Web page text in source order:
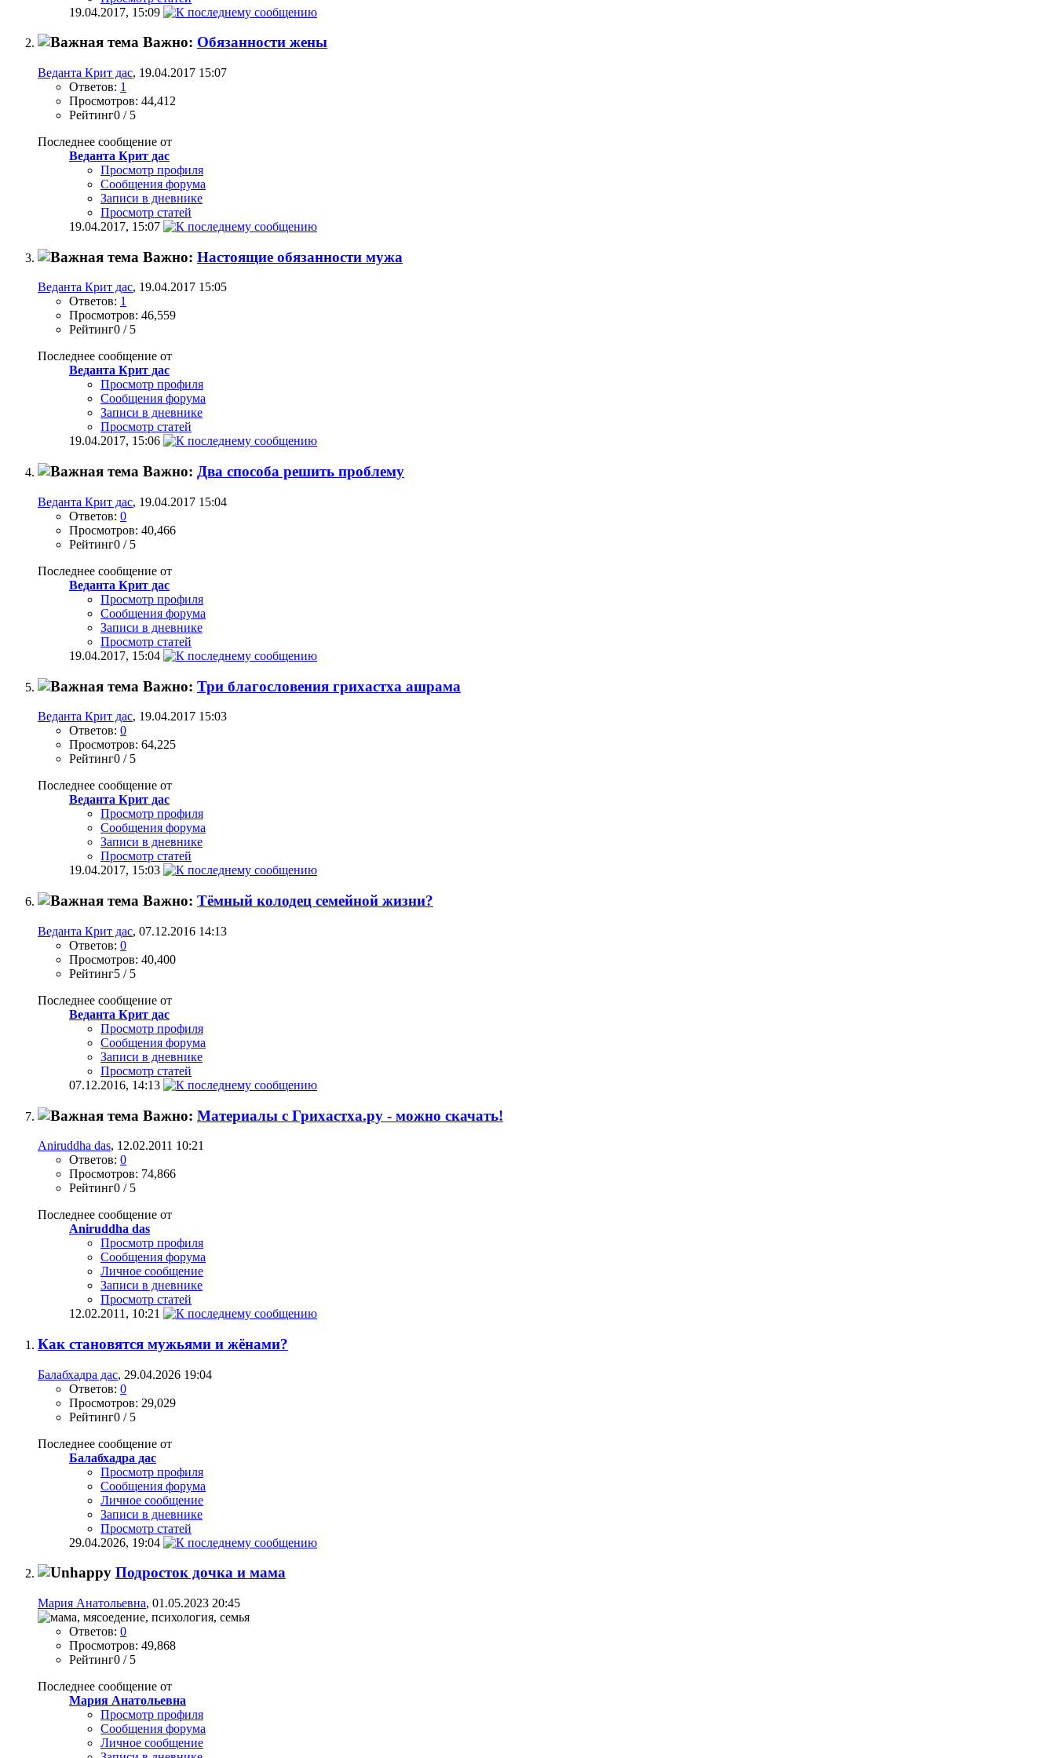
19.04.2017, 15:09
Важно: Обязанности жены
Веданта Крит дас, 19.04.2017 15:07
Ответов: 1
Просмотров: 44,412
Рейтинг0 / 5
Последнее сообщение от
Веданта Крит дас
Просмотр профиля
Сообщения форума
Записи в дневнике
Просмотр статей
19.04.2017, 15:07
Важно: Настоящие обязанности мужа
Веданта Крит дас, 19.04.2017 15:05
Ответов: 1
Просмотров: 46,559
Рейтинг0 / 5
Последнее сообщение от
Веданта Крит дас
Просмотр профиля
Сообщения форума
Записи в дневнике
Просмотр статей
19.04.2017, 15:06
Важно: Два способа решить проблему
Веданта Крит дас, 19.04.2017 15:04
Ответов: 0
Просмотров: 40,466
Рейтинг0 / 5
Последнее сообщение от
Веданта Крит дас
Просмотр профиля
Сообщения форума
Записи в дневнике
Просмотр статей
19.04.2017, 15:04
Важно: Три благословения грихастха ашрама
Веданта Крит дас, 19.04.2017 15:03
Ответов: 0
Просмотров: 64,225
Рейтинг0 / 5
Последнее сообщение от
Веданта Крит дас
Просмотр профиля
Сообщения форума
Записи в дневнике
Просмотр статей
19.04.2017, 15:03
Важно: Тёмный колодец семейной жизни?
Веданта Крит дас, 07.12.2016 14:13
Ответов: 0
Просмотров: 40,400
Рейтинг5 / 5
Последнее сообщение от
Веданта Крит дас
Просмотр профиля
Сообщения форума
Записи в дневнике
Просмотр статей
07.12.2016, 14:13
Важно: Материалы с Грихастха.ру - можно скачать!
Aniruddha das, 12.02.2011 10:21
Ответов: 0
Просмотров: 74,866
Рейтинг0 / 5
Последнее сообщение от
Aniruddha das
Просмотр профиля
Сообщения форума
Личное сообщение
Записи в дневнике
Просмотр статей
12.02.2011, 10:21
Как становятся мужьями и жёнами?
Балабхадра дас, 29.04.2026 19:04
Ответов: 0
Просмотров: 29,029
Рейтинг0 / 5
Последнее сообщение от
Балабхадра дас
Просмотр профиля
Сообщения форума
Личное сообщение
Записи в дневнике
Просмотр статей
29.04.2026, 19:04
Подросток дочка и мама
Мария Aнатольевна, 01.05.2023 20:45
Ответов: 0
Просмотров: 49,868
Рейтинг0 / 5
Последнее сообщение от
Мария Aнатольевна
Просмотр профиля
Сообщения форума
Личное сообщение